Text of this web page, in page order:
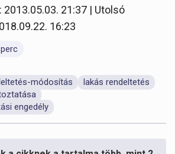
2013.05.03. 21:37 | Utolsó
16:23
módosítás
lakás rendeltetés
engedély